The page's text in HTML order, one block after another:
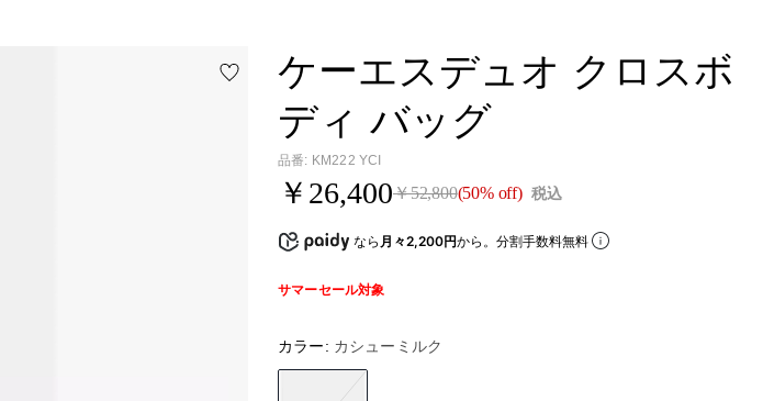
ケーエスデュオ クロスボ
ディ バッグ
品番: KM222 YCI
￥26,400￥52,800(50% off) 税込
なら 月々2,200円から。分割手数料無料
サマーセール対象
カラー: カシューミルク